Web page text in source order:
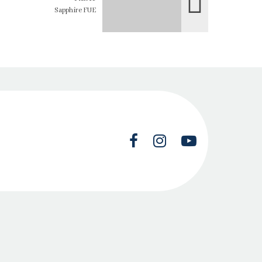
Sapphire FUE